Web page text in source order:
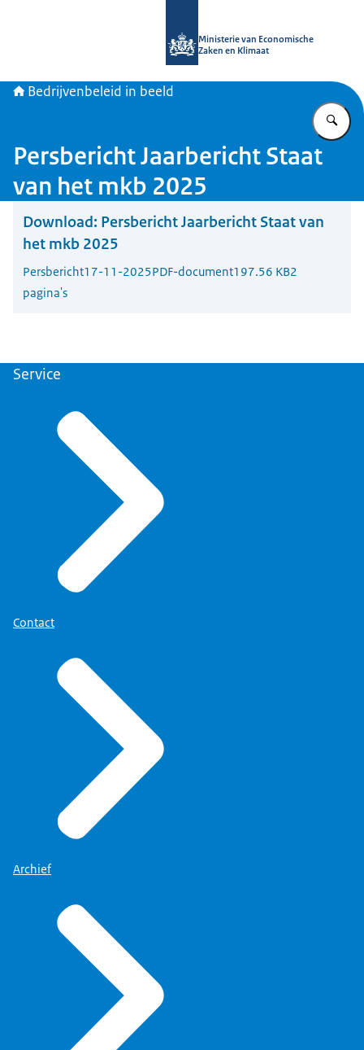
Ministerie van Economische
Zaken en Klimaat
Bedrijvenbeleid in beeld
Persbericht Jaarbericht Staat
van het mkb 2025
Download: Persbericht Jaarbericht Staat van
het mkb 2025
Persbericht17-11-2025PDF-document197.56 KB2
pagina's
Service
Contact
Archief